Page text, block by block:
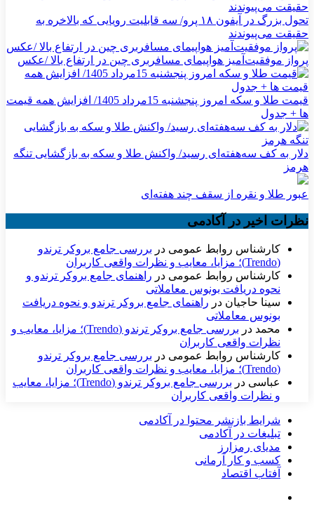
تحول بزرگ در آیفون ۱۸ پرو/ سه قابلیت رویایی که بالاخره به
حقیقت می‌پیوندند
پرواز موفقیت‌آمیز هواپیمای مسافربری چین در ارتفاع بالا /عکس
قیمت طلا و سکه امروز پنجشنبه 15مرداد 1405/ افزایش همه قیمت
ها + جدول
دلار به کف سه‌هفته‌ای رسید/ واکنش طلا و سکه به بازگشایی تنگه
هرمز
عبور طلا و نقره از سقف چند هفته‌ای
نظرات اخیر در آکادمی
کارشناس روابط عمومی در بررسی جامع بروکر ترندو
(Trendo)؛ مزایا، معایب و نظرات واقعی کاربران
کارشناس روابط عمومی در راهنمای جامع بروکر ترندو و
نحوه دریافت بونوس معاملاتی
سینا حاجیان در راهنمای جامع بروکر ترندو و نحوه دریافت
بونوس معاملاتی
محمد در
بررسی جامع بروکر ترندو (Trendo)؛ مزایا، معایب و
نظرات واقعی کاربران
کارشناس روابط عمومی در بررسی جامع بروکر ترندو
(Trendo)؛ مزایا، معایب و نظرات واقعی کاربران
عباسی در
بررسی جامع بروکر ترندو (Trendo)؛ مزایا، معایب
و نظرات واقعی کاربران
شرایط بازنشر محتوا در آکادمی
تبلیغات در آکادمی
مدیای رمزارز
کسب و کار آرمانی
آفتاب اقتصاد